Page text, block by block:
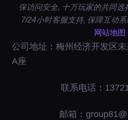
保访问安全, 十万玩家的共同选
7/24小时客服支持, 保障互动
网站地图
公司地址：梅州经济开发区
A座
联系电话：
邮箱：